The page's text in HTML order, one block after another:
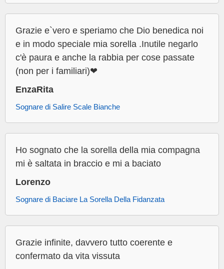
Grazie e`vero e speriamo che Dio benedica noi
e in modo speciale mia sorella .Inutile negarlo
c'è paura e anche la rabbia per cose passate
(non per i familiari)❤
EnzaRita
Sognare di Salire Scale Bianche
Ho sognato che la sorella della mia compagna
mi è saltata in braccio e mi a baciato
Lorenzo
Sognare di Baciare La Sorella Della Fidanzata
Grazie infinite, davvero tutto coerente e
confermato da vita vissuta